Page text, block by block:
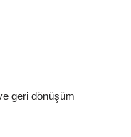
geri dönüşüm